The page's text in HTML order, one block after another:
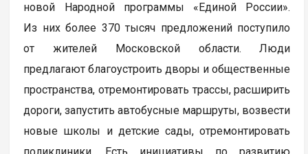
новой Народной программы «Единой России».
Из них более 370 тысяч предложений поступило
от жителей Московской области. Люди
предлагают благоустроить дворы и общественные
пространства, отремонтировать трассы, расширить
дороги, запустить автобусные маршруты, возвести
новые школы и детские сады, отремонтировать